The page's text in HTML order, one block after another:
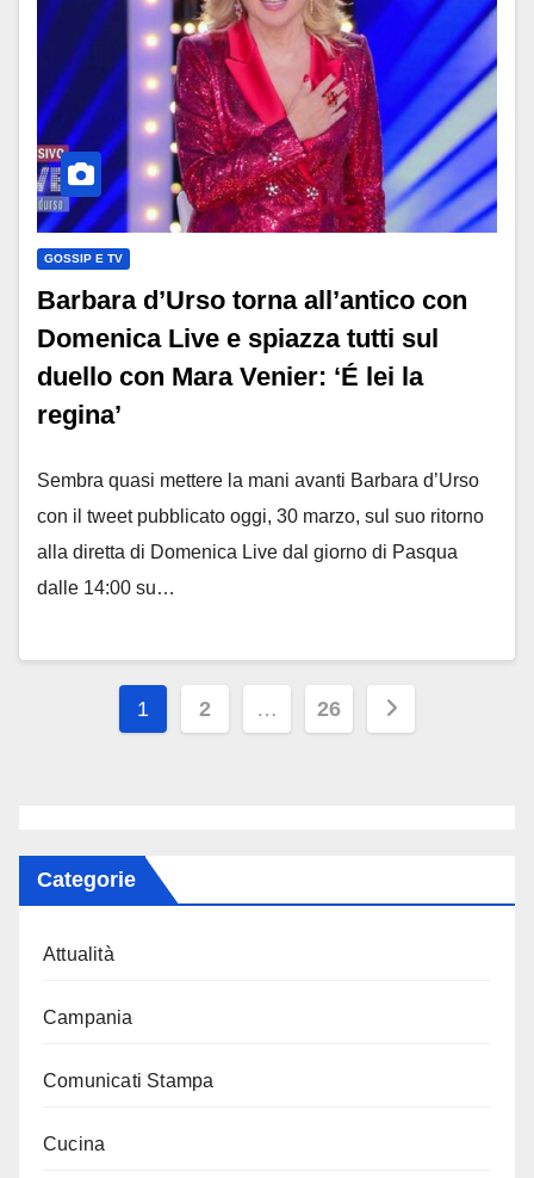
GOSSIP E TV
Barbara d’Urso torna all’antico con
Domenica Live e spiazza tutti sul
duello con Mara Venier: ‘É lei la
regina’
Sembra quasi mettere la mani avanti Barbara d’Urso
con il tweet pubblicato oggi, 30 marzo, sul suo ritorno
alla diretta di Domenica Live dal giorno di Pasqua
dalle 14:00 su…
Paginazione
1 2 … 26
Categorie
Attualità
Campania
Comunicati Stampa
Cucina